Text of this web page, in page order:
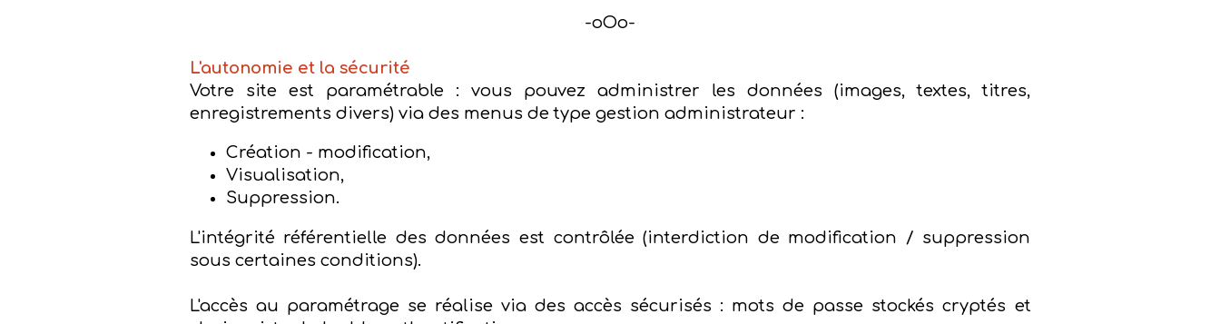
-oOo-
L'autonomie et la sécurité
Votre site est paramétrable : vous pouvez administrer les données (images, textes, titres,
enregistrements divers) via des menus de type gestion administrateur :
Création - modification,
Visualisation,
Suppression.
L'intégrité référentielle des données est contrôlée (interdiction de modification / suppression
sous certaines conditions).
L'accès au paramétrage se réalise via des accès sécurisés : mots de passe stockés cryptés et